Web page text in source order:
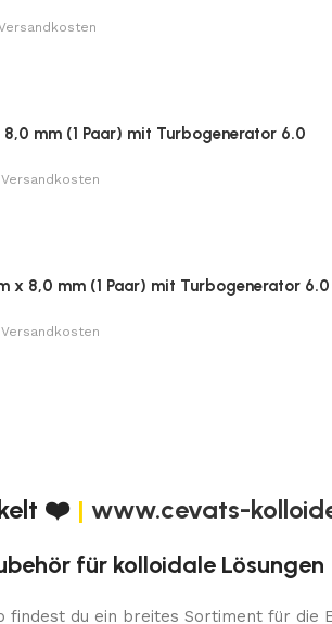
mm (1 Paar) mit Turbogenerator 6.0
x 8,0 mm (1 Paar) mit Turbogenerator 6.0
❤️ | www.cevats-
für kolloidale Lösungen
findest du ein breites Sortiment für